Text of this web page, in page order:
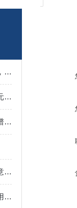
合金钢分析仪在实际使用过程中，需要注意的事项
合金钢分析仪可以确定样品中各元素的含量
美国伊诺斯合金分析仪是基于光谱分析技术实现的
合金含量分析仪使用时几点要注意的地方
详解合金元素分析仪器的操作使用方法